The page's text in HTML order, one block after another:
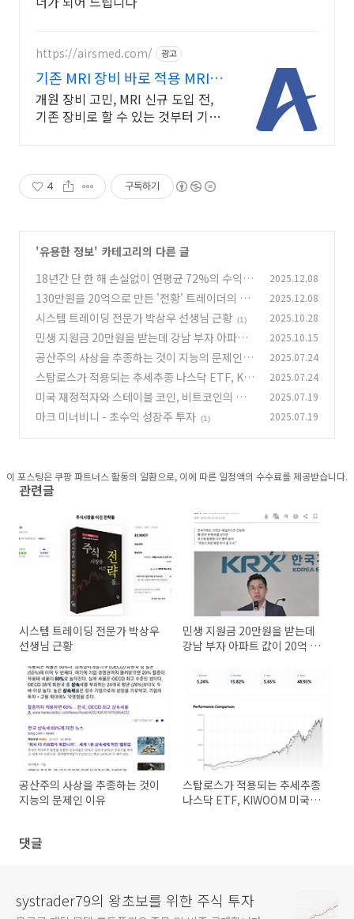
https://airsmed.com/ 광고
기존 MRI 장비 바로 적용 MRI
시간을 반으로
개원 장비 고민, MRI 신규 도입 전,
기존 장비로 할 수 있는 것부터 기존
4 구독하기
'유용한 정보' 카테고리의 다른 글
18년간 단 한 해 손실없이 연평균 72%의 수익을
올린 빅터 스페란데오의 매매 기법 (2)
2025.12.08
130만원을 20억으로 만든 '전황' 트레이더의 대
형주 추세 추종 매매 원칙 (1)
2025.12.08
시스템 트레이딩 전문가 박상우 선생님 근황 (1) 2025.10.28
민생 지원금 20만원을 받는데 강남 부자 아파트
값이 20억 오르는 이유는?
(9)
2025.10.15
공산주의 사상을 추종하는 것이 지능의 문제인 이
유
(35)
2025.07.24
스탑로스가 적용되는 추세추종 나스닥 ETF, KI
WOOM 미국테크100월간목표헤지액티브 ETF
출시!
(4)
2025.07.24
미국 재정적자와 스테이블 코인, 비트코인의 부
상 (1)
2025.07.19
마크 미너비니 - 초수익 성장주 투자 (1) 2025.07.19
이 포스팅은 쿠팡 파트너스 활동의 일환으로, 이에 따른 일정액의 수수료를 제공받습니다.
관련글
시스템 트레이딩 전문가 박상우
선생님 근황
민생 지원금 20만원을 받는데
강남 부자 아파트 값이 20억 오
공산주의 사상을 추종하는 것이
지능의 문제인 이유
스탑로스가 적용되는 추세추종
나스닥 ETF, KIWOOM 미국테
댓글
systrader79의 왕초보를 위한 주식 투자